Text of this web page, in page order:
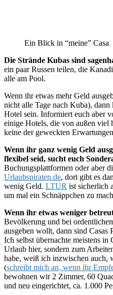
Ein Blick in “meine” Casa
Die Strände Kubas sind
ein paar Russen teilen, die
alle am Pool.
Wenn ihr etwas mehr Geld
nicht alle Tage nach Kuba), dann
Hotel sein. Informiert euch aber
einige Hotels, die von außen viel
keine der geweckten
Wenn ihr ganz wenig Geld
flexibel seid, sucht euch
Buchungsplattformen oder aber
Urlaubspiraten.de, dort gibt es
wenig Geld. LTUR ist sicherlich
um mal ein Schnäppchen zu
Wenn ihr etwas weniger
Bevölkerung und bei
ausgeben wollt, dann sind Casas
Ich selbst übernachte meistens
Urlaub hier, sondern zum
habe, weiß ich inzwischen auch,
(schreibt mich an, wenn ihr
bewohnen wir 2 Zimmer, 60
und neu eingerichtet, ca. 1.000